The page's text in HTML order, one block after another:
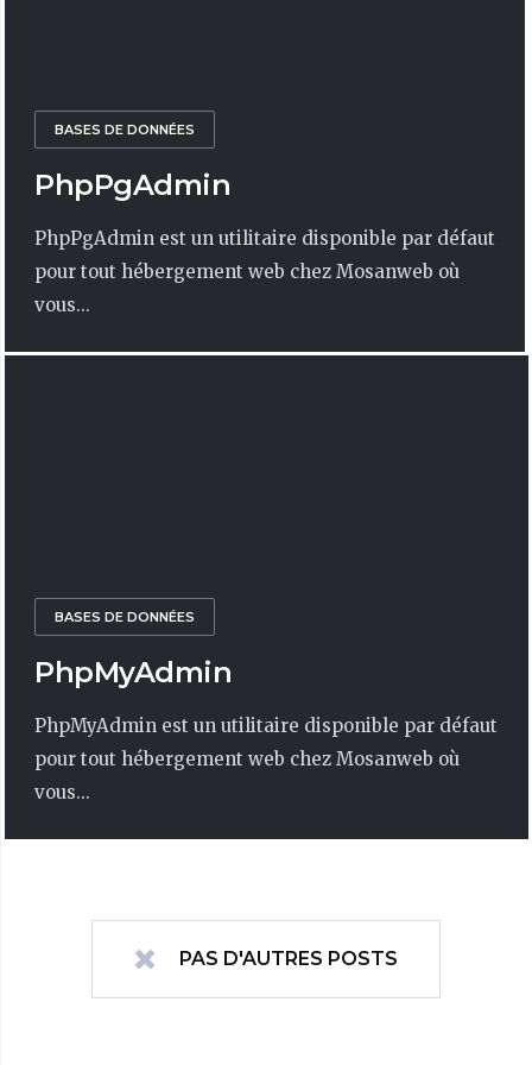
BASES DE DONNÉES
PhpPgAdmin
PhpPgAdmin est un utilitaire disponible par défaut
pour tout hébergement web chez Mosanweb où
vous...
BASES DE DONNÉES
PhpMyAdmin
PhpMyAdmin est un utilitaire disponible par défaut
pour tout hébergement web chez Mosanweb où
vous...
PAS D'AUTRES POSTS